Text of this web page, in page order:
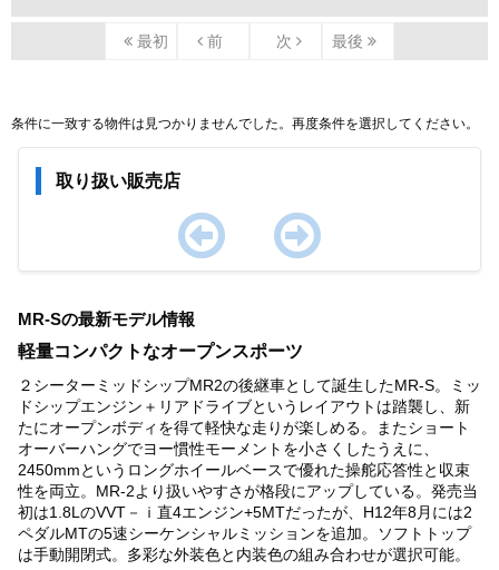
最初 前 次 最後
条件に一致する物件は見つかりませんでした。再度条件を選択してください。
取り扱い販売店
of
0
MR-Sの最新モデル情報
軽量コンパクトなオープンスポーツ
２シーターミッドシップMR2の後継車として誕生したMR-S。ミッ
ドシップエンジン＋リアドライブというレイアウトは踏襲し、新
たにオープンボディを得て軽快な走りが楽しめる。またショート
オーバーハングでヨー慣性モーメントを小さくしたうえに、
2450mmというロングホイールベースで優れた操舵応答性と収束
性を両立。MR-2より扱いやすさが格段にアップしている。発売当
初は1.8LのVVT－ｉ直4エンジン+5MTだったが、H12年8月には2
ペダルMTの5速シーケンシャルミッションを追加。ソフトトップ
は手動開閉式。多彩な外装色と内装色の組み合わせが選択可能。